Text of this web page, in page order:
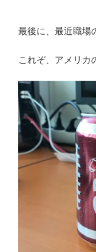
最後に、最近職場
これぞ、アメリカ